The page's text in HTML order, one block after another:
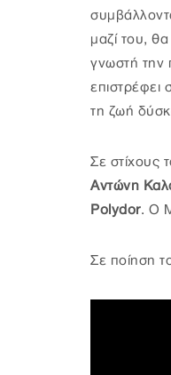
μαζί του,
γνωστή την
επιστρέφει
τη ζωή
Σε στίχους
Αντώνη
Polydor. Ο
Σε ποίηση